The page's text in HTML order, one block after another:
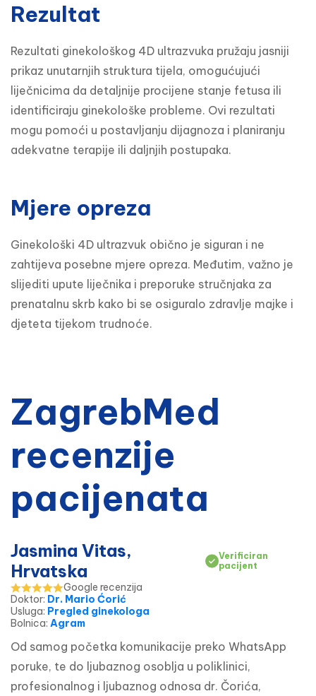
Rezultat
Rezultati ginekološkog 4D ultrazvuka pružaju jasniji
prikaz unutarnjih struktura tijela, omogućujući
liječnicima da detaljnije procijene stanje fetusa ili
identificiraju ginekološke probleme. Ovi rezultati
mogu pomoći u postavljanju dijagnoza i planiranju
adekvatne terapije ili daljnjih postupaka.
Mjere opreza
Ginekološki 4D ultrazvuk obično je siguran i ne
zahtijeva posebne mjere opreza. Međutim, važno je
slijediti upute liječnika i preporuke stručnjaka za
prenatalnu skrb kako bi se osiguralo zdravlje majke i
djeteta tijekom trudnoće.
ZagrebMed
recenzije
pacijenata
Jasmina Vitas,
Hrvatska
Verificiran
pacijent
Google recenzija
Doktor: Dr. Mario Ćorić
Usluga: Pregled ginekologa
Bolnica: Agram
Od samog početka komunikacije preko WhatsApp
poruke, te do ljubaznog osoblja u poliklinici,
profesionalnog i ljubaznog odnosa dr. Čorića,